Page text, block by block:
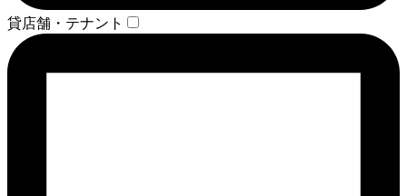
貸店舗・テナント